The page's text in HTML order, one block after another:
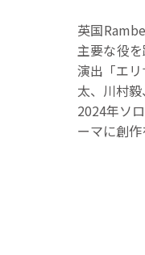
英国
主要な役
演出「エ
太、川村
2024年ソ
ーマに創作